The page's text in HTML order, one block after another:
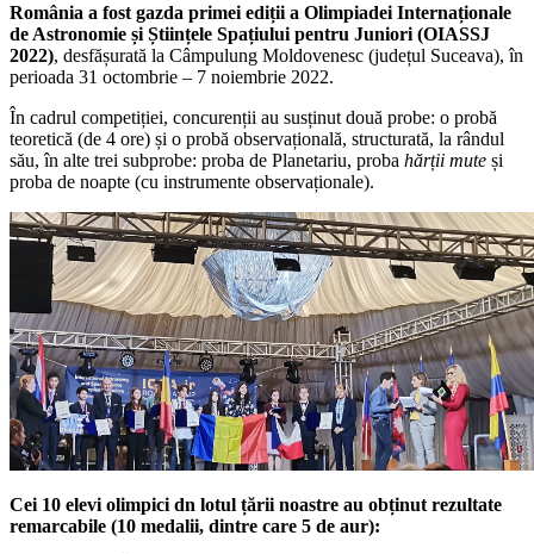
România a fost gazda primei ediții a Olimpiadei Internaționale
de Astronomie și Științele Spațiului pentru Juniori (OIASSJ
2022), desfășurată la Câmpulung Moldovenesc (județul Suceava), în
perioada 31 octombrie – 7 noiembrie 2022.
În cadrul competiției, concurenții au susținut două probe: o probă
teoretică (de 4 ore) și o probă observațională, structurată, la rândul
său, în alte trei subprobe: proba de Planetariu, proba hărții mute și
proba de noapte (cu instrumente observaționale).
Cei 10 elevi olimpici dn lotul țării noastre au obținut rezultate
remarcabile (10 medalii, dintre care 5 de aur):